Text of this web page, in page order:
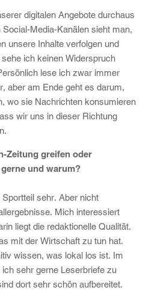
digitalen Angebote durchaus
Media-Kanälen sieht man,
unsere Inhalte verfolgen und
ich keinen Widerspruch
lese ich zwar immer
aber am Ende geht es darum,
wo sie Nachrichten konsumieren
wir uns in dieser Richtung
Zeitung greifen oder
und warum?
sehr. Aber nicht
Mich interessiert
liegt die redaktionelle Qualität.
mit der Wirtschaft zu tun hat.
wissen, was lokal los ist. Im
sehr gerne Leserbriefe zu
dort sehr schön aufbereitet.